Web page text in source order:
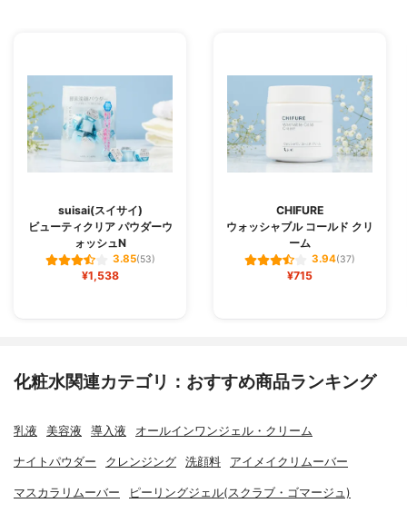
suisai(スイサイ)
ビューティクリア パウダーウ
ォッシュN
3.85(53)
¥1,538
CHIFURE
ウォッシャブル コールド クリ
ーム
3.94(37)
¥715
化粧水関連カテゴリ：おすすめ商品ランキング
乳液 美容液 導入液 オールインワンジェル・クリーム
ナイトパウダー クレンジング 洗顔料 アイメイクリムーバー
マスカラリムーバー ピーリングジェル(スクラブ・ゴマージュ)